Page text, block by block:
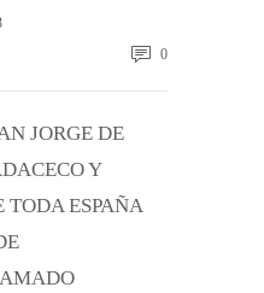
0
JORGE DE
Y
TODA ESPAÑA